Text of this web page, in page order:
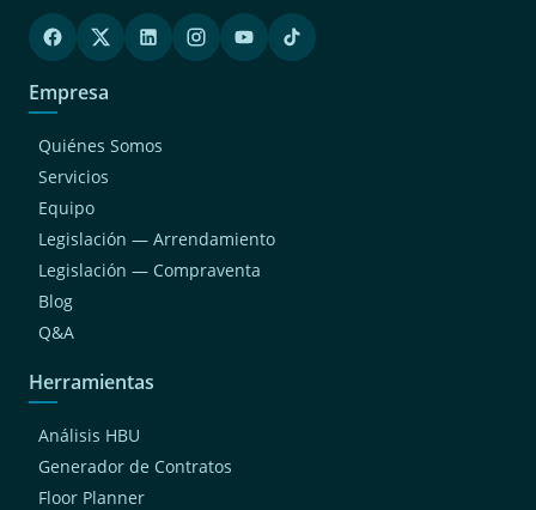
Empresa
Quiénes Somos
Servicios
Equipo
Legislación — Arrendamiento
Legislación — Compraventa
Blog
Q&A
Herramientas
Análisis HBU
Generador de Contratos
Floor Planner